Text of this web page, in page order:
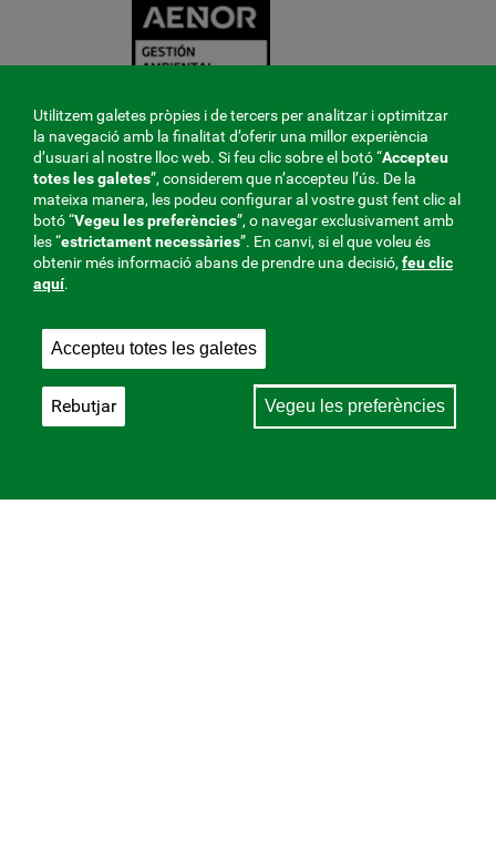
Utilitzem galetes pròpies i de tercers per analitzar i optimitzar
la navegació amb la finalitat d’oferir una millor experiència
d’usuari al nostre lloc web. Si feu clic sobre el botó “Accepteu
totes les galetes”, considerem que n’accepteu l’ús. De la
mateixa manera, les podeu configurar al vostre gust fent clic al
botó “Vegeu les preferències”, o navegar exclusivament amb
les “estrictamentnecessàries”. En canvi, si el que voleu és
obtenir més informació abans de prendre una decisió, feu clic
aquí.
Accepteu totes les galetes
Vegeu les preferències
Rebutjar